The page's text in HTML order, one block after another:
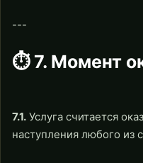
---
⏱ 7. Момент
7.1. Услуга считается
наступления любого из